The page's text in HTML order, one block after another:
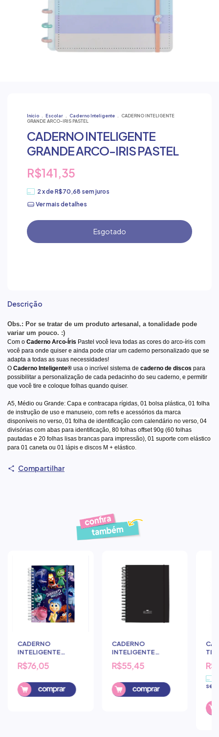
Início Escolar Caderno Inteligente
CADERNO INTELIGENTE
GRANDE ARCO-IRIS PASTEL
CADERNO INTELIGENTE
GRANDE ARCO-IRIS PASTEL
R$141,35
2 x deR$70,68 sem juros
Ver mais detalhes
Descrição
Obs.: Por se tratar de um produto artesanal, a tonalidade pode
variar um pouco. :)
Com o Caderno Arco-Íris Pastel você leva todas as cores do arco-íris com
você para onde quiser e ainda pode criar um caderno personalizado que se
adapta a todas as suas necessidades!
O Caderno Inteligente® usa o incrível sistema de caderno de discos para
possibilitar a personalização de cada pedacinho do seu caderno , e permitir
que você tire e coloque folhas quando quiser.
A5, Médio ou Grande: Capa e contracapa rígidas, 01 bolsa plástica, 01 folha
de instrução de uso e manuseio, com refis e acessórios da marca
disponíveis no verso, 01 folha de identificação com calendário no verso, 04
divisórias com abas para identificação, 80 folhas offset 90g (60 folhas
pautadas e 20 folhas lisas brancas para impressão), 01 suporte com elástico
para 01 caneta ou 01 lápis e discos M + elástico.
Compartilhar
Produtos similares
CADERNO
INTELIGENTE
SMART DAC
UNIVERSITARIO 10
DIVERTIDAMENTE 2
R$76,05
CADERNO
INTELIGENTE
SMART DAC
COLEGIAL 10
R$55,45